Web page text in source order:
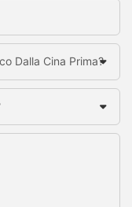
Dalla Cina Prima?